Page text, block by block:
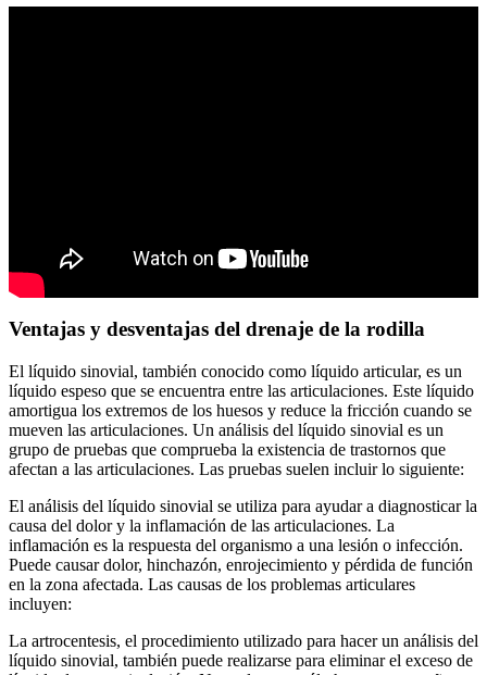
Ventajas y desventajas del drenaje de la rodilla
El líquido sinovial, también conocido como líquido articular, es un
líquido espeso que se encuentra entre las articulaciones. Este líquido
amortigua los extremos de los huesos y reduce la fricción cuando se
mueven las articulaciones. Un análisis del líquido sinovial es un
grupo de pruebas que comprueba la existencia de trastornos que
afectan a las articulaciones. Las pruebas suelen incluir lo siguiente:
El análisis del líquido sinovial se utiliza para ayudar a diagnosticar la
causa del dolor y la inflamación de las articulaciones. La
inflamación es la respuesta del organismo a una lesión o infección.
Puede causar dolor, hinchazón, enrojecimiento y pérdida de función
en la zona afectada. Las causas de los problemas articulares
incluyen:
La artrocentesis, el procedimiento utilizado para hacer un análisis del
líquido sinovial, también puede realizarse para eliminar el exceso de